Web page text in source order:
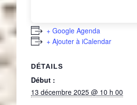
+ Google Agenda
+ Ajouter à iCalendar
DÉTAILS
Début :
13 décembre 2025 @ 10 h 00